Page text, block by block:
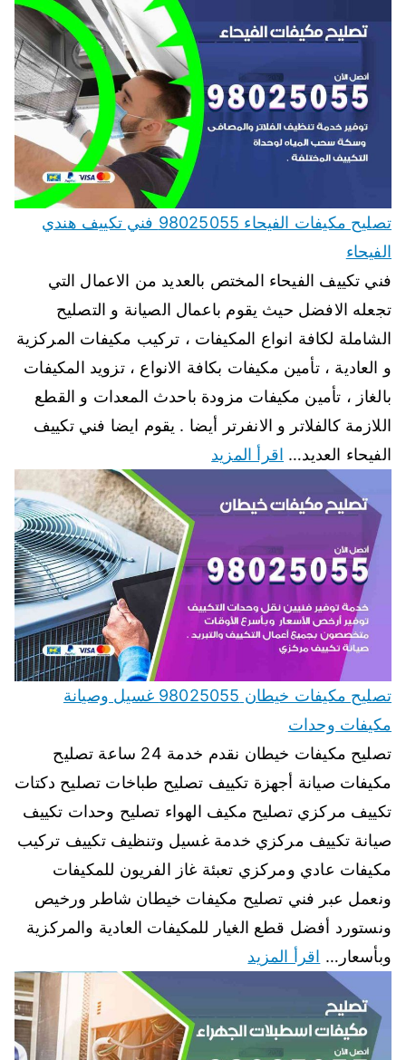
تصليح مكيفات الفيحاء 98025055 فني تكييف هندي
الفيحاء
فني تكييف الفيحاء المختص بالعديد من الاعمال التي
تجعله الافضل حيث يقوم باعمال الصيانة و التصليح
الشاملة لكافة انواع المكيفات ، تركيب مكيفات المركزية
و العادية ، تأمين مكيفات بكافة الانواع ، تزويد المكيفات
بالغاز ، تأمين مكيفات مزودة باحدث المعدات و القطع
اللازمة كالفلاتر و الانفرتر أيضا . يقوم ايضا فني تكييف
الفيحاء العديد… اقرأ المزيد
تصليح مكيفات خيطان 98025055 غسيل وصيانة
مكيفات وحدات
تصليح مكيفات خيطان نقدم خدمة 24 ساعة تصليح
مكيفات صيانة أجهزة تكييف تصليح طباخات تصليح دكتات
تكييف مركزي تصليح مكيف الهواء تصليح وحدات تكييف
صيانة تكييف مركزي خدمة غسيل وتنظيف تكييف تركيب
مكيفات عادي ومركزي تعبئة غاز الفريون للمكيفات
ونعمل عبر فني تصليح مكيفات خيطان شاطر ورخيص
ونستورد أفضل قطع الغيار للمكيفات العادية والمركزية
وبأسعار… اقرأ المزيد